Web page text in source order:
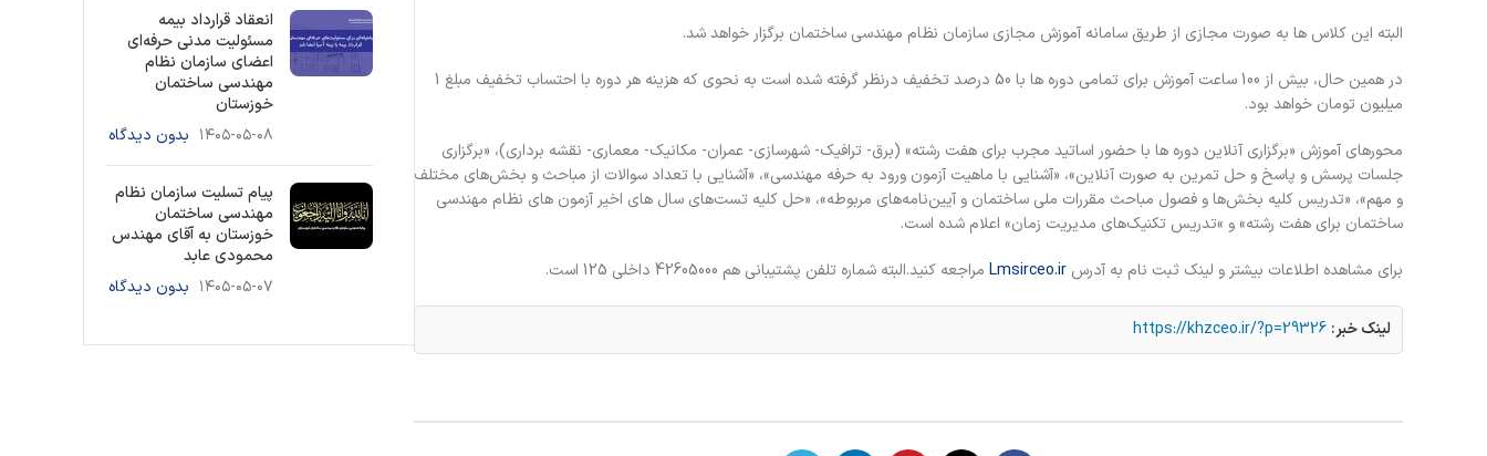
البته این کلاس ها به صورت مجازی از طریق سامانه آموزش مجازی سازمان نظام مهندسی ساختمان برگزار خواهد شد.
در همین حال، بیش از 100 ساعت آموزش برای تمامی دوره ها با 50 درصد تخفیف درنظر گرفته شده است به نحوی که هزینه هر دوره با احتساب تخفیف مبلغ 1
میلیون تومان خواهد بود.
محورهای آموزش «برگزاری آنلاین دوره ها با حضور اساتید مجرب برای هفت رشته» (برق- ترافیک- شهرسازی- عمران- مکانیک- معماری- نقشه برداری)، «برگزاری
جلسات پرسش و پاسخ و حل تمرین به صورت آنلاین»، «آشنایی با ماهیت آزمون ورود به حرفه مهندسی»، «آشنایی با تعداد سوالات از مباحث و بخش‌های مختلف
و مهم»، «تدریس کلیه بخش‌ها و فصول مباحث مقررات ملی ساختمان و آیین‌نامه‌های مربوطه»، «حل کلیه تست‌های سال های اخیر آزمون های نظام مهندسی
ساختمان برای هفت رشته» و »تدریس تکنیک‌های مدیریت زمان» اعلام شده است.
برای مشاهده اطلاعات بیشتر و لینک ثبت نام به آدرس Lmsirceo.ir مراجعه کنید.البته شماره تلفن پشتیبانی هم 42605000 داخلی 125 است.
لینک خبر: https://khzceo.ir/?p=29326
انعقاد قرارداد بیمه
مسئولیت مدنی حرفه‌ای
اعضای سازمان نظام
مهندسی ساختمان
خوزستان
۱۴۰۵-۰۵-۰۸ بدون دیدگاه
پیام تسلیت سازمان نظام
مهندسی ساختمان
خوزستان به آقای مهندس
محمودی عابد
۱۴۰۵-۰۵-۰۷ بدون دیدگاه